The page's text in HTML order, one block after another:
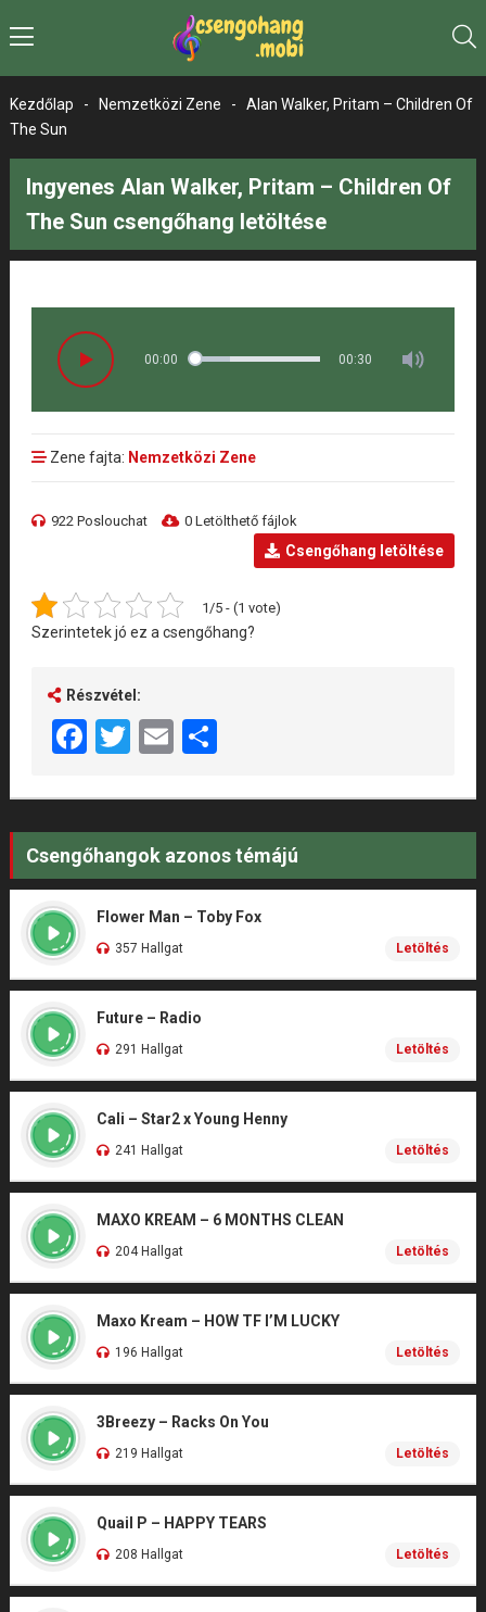
Kezdőlap - Nemzetközi Zene -
Alan Walker, Pritam – Children Of
The Sun
Ingyenes Alan Walker, Pritam – Children Of
The Sun csengőhang letöltése
00:00 00:30
Zene fajta: Nemzetközi Zene
922 Poslouchat 0 Letölthető fájlok
Csengőhang letöltése
1/5 - (1 vote)
Szerintetek jó ez a csengőhang?
Részvétel:
Facebook
Twitter
EmailShare
Csengőhangok azonos témájú
Flower Man – Toby Fox
357 Hallgat Letöltés
Future – Radio
291 Hallgat Letöltés
Cali – Star2 x Young Henny
241 Hallgat Letöltés
MAXO KREAM – 6 MONTHS CLEAN
204 Hallgat Letöltés
Maxo Kream – HOW TF I’M LUCKY
196 Hallgat Letöltés
3Breezy – Racks On You
219 Hallgat Letöltés
Quail P – HAPPY TEARS
208 Hallgat Letöltés